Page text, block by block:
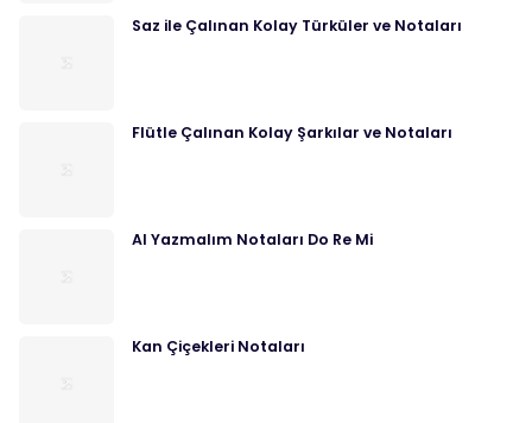
Saz ile Çalınan Kolay Türküler ve Notaları
Flütle Çalınan Kolay Şarkılar ve Notaları
Al Yazmalım Notaları Do Re Mi
Kan Çiçekleri Notaları